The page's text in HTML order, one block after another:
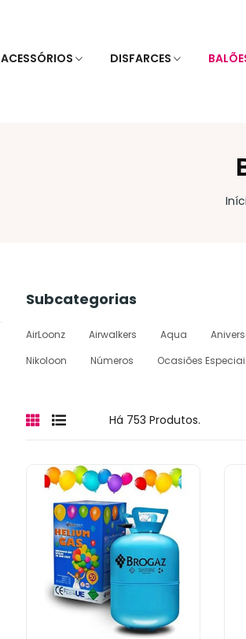
ACESSÓRIOS DISFARCES
Subcategorias
AirLoonz Airwalkers Aqua
Nikoloon
Números Ocasiões
Há 753 Produtos.